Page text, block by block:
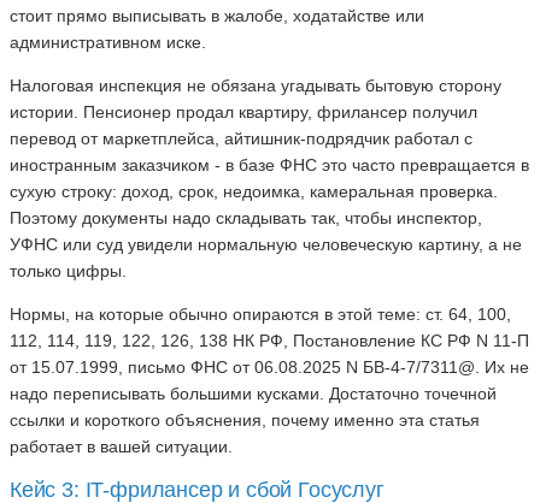
стоит прямо выписывать в жалобе, ходатайстве или
административном иске.
Налоговая инспекция не обязана угадывать бытовую сторону
истории. Пенсионер продал квартиру, фрилансер получил
перевод от маркетплейса, айтишник-подрядчик работал с
иностранным заказчиком - в базе ФНС это часто превращается в
сухую строку: доход, срок, недоимка, камеральная проверка.
Поэтому документы надо складывать так, чтобы инспектор,
УФНС или суд увидели нормальную человеческую картину, а не
только цифры.
Нормы, на которые обычно опираются в этой теме: ст. 64, 100,
112, 114, 119, 122, 126, 138 НК РФ, Постановление КС РФ N 11-П
от 15.07.1999, письмо ФНС от 06.08.2025 N БВ-4-7/7311@. Их не
надо переписывать большими кусками. Достаточно точечной
ссылки и короткого объяснения, почему именно эта статья
работает в вашей ситуации.
Кейс 3: IT-фрилансер и сбой Госуслуг